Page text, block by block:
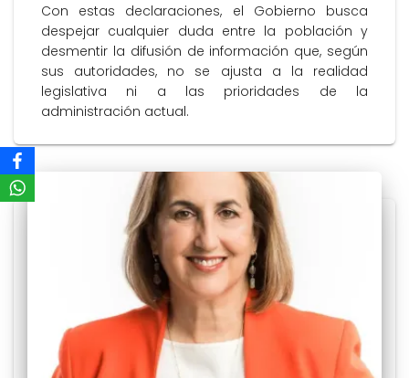
Con estas declaraciones, el Gobierno busca
despejar cualquier duda entre la población y
desmentir la difusión de información que, según
sus autoridades, no se ajusta a la realidad
legislativa ni a las prioridades de la
administración actual.